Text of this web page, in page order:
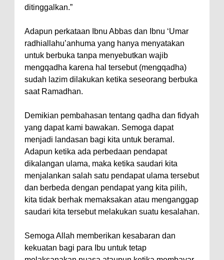
ditinggalkan.”
Adapun perkataan Ibnu Abbas dan Ibnu ‘Umar
radhiallahu’anhuma yang hanya menyatakan
untuk berbuka tanpa menyebutkan wajib
mengqadha karena hal tersebut (mengqadha)
sudah lazim dilakukan ketika seseorang berbuka
saat Ramadhan.
Demikian pembahasan tentang qadha dan fidyah
yang dapat kami bawakan. Semoga dapat
menjadi landasan bagi kita untuk beramal.
Adapun ketika ada perbedaan pendapat
dikalangan ulama, maka ketika saudari kita
menjalankan salah satu pendapat ulama tersebut
dan berbeda dengan pendapat yang kita pilih,
kita tidak berhak memaksakan atau menganggap
saudari kita tersebut melakukan suatu kesalahan.
Semoga Allah memberikan kesabaran dan
kekuatan bagi para Ibu untuk tetap